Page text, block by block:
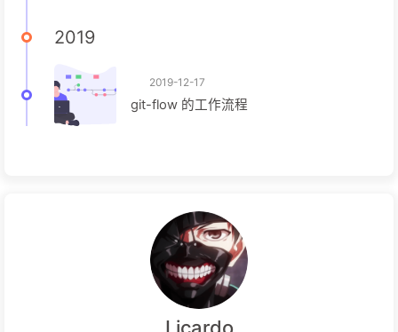
2019
2019-12-17
git-flow 的工作流程